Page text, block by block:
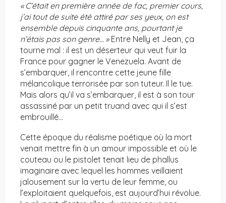
« C’était en première année de fac, premier cours,
j’ai tout de suite été attiré par ses yeux, on est
ensemble depuis cinquante ans, pourtant je
n’étais pas son genre… » Entre Nelly et Jean, ça
tourne mal : il est un déserteur qui veut fuir la
France pour gagner le Venezuela. Avant de
s’embarquer, il rencontre cette jeune fille
mélancolique terrorisée par son tuteur. Il le tue.
Mais alors qu’il va s’embarquer, il est à son tour
assassiné par un petit truand avec qui il s’est
embrouillé…
Cette époque du réalisme poétique où la mort
venait mettre fin à un amour impossible et où le
couteau ou le pistolet tenait lieu de phallus
imaginaire avec lequel les hommes veillaient
jalousement sur la vertu de leur femme, ou
l’exploitaient quelquefois, est aujourd’hui révolue.